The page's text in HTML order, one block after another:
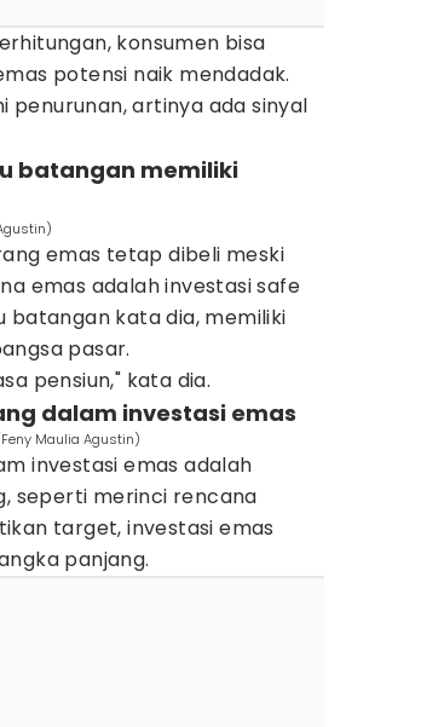
konsumen bisa
potensi naik mendadak.
penurunan, artinya ada sinyal
batangan memiliki
emas tetap dibeli meski
emas adalah investasi safe
batangan kata dia, memiliki
pasar.
pensiun," kata dia.
dalam investasi emas
Maulia Agustin)
investasi emas adalah
seperti merinci rencana
target, investasi emas
panjang.